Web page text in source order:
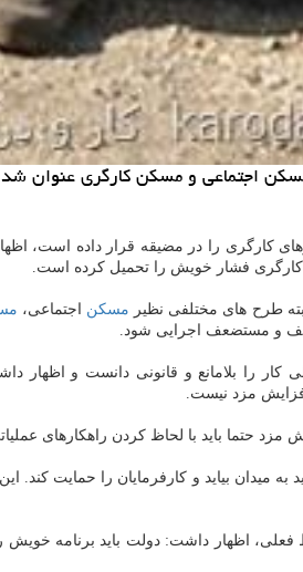
اجتماعی و مسكن كارگری عنوان
كارگری را در مضیقه قرار داده است،
كارگری فشار خویش را تحمیل كرده است.
طرح های مختلفی نظیر مسكن اجتماعی،
و مستضعف اجرایی شود.
را بلامانع و قانونی دانست و اظهار
مزد نیست.
مزد حتما باید با لحاظ كردن راهكارهای
بیاید و كارفرمایان را حمایت كند.
اظهار داشت: دولت باید برنامه خویش